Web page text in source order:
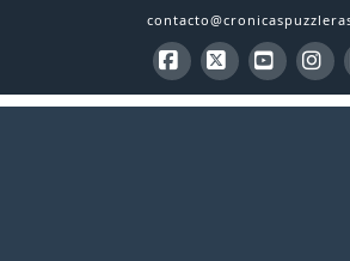
Facebook
X